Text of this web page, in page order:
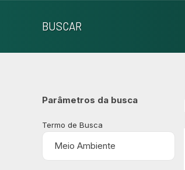
BUSCAR
Parâmetros da busca
Termo de Busca